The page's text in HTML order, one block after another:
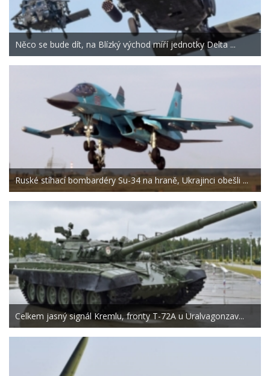
Něco se bude dít, na Blízký východ míří jednotky Delta ...
Ruské stíhací bombardéry Su-34 na hraně, Ukrajinci obešli ...
Celkem jasný signál Kremlu, fronty T-72A u Uralvagonzav...